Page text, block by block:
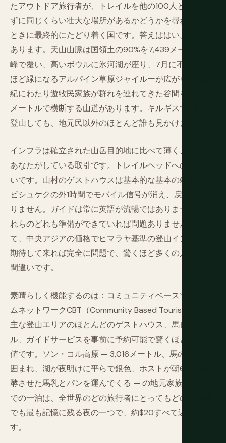
たアウトドア旅行者が、トレイルを他の100人と共有せ
ずに同じくらい壮大な場所があるかどうかを尋ね始めた
ときに最終的にたどり着く国です。答えははい。ここに
あります。天山山脈は国領土の90%を7,439メートルの
峰で覆い、高いボウルに氷河湖が座り、7月に不可能な
ほど緑になるアルパイン草原ジャイルーが広がり、数世
紀にわたり遊牧民家族が群れを連れてきた谷間を3,800
メートルで横断する山道があります。キルギスで2週間
登山しても、地元民以外のほとんど誰も見かけません。
インフラは確立された山岳目的地に比べて薄く、それが
あなたがしている取引です。トレイルヘッドへの道は荒
いです。山村のゲストハウスは基本的な基本の端です。
ビシュケクの外1時間でモバイル信号が消え、戻るまで戻
りません。ガイドは常に英語が流暢ではありません。こ
れらのどれも準備ができていれば問題ありません — そし
て、中央アジアの価格でヒマラヤ基準の登山インフラを
期待して来れば完全に問題で、驚くほど多くの人が犯す
間違いです。
素晴らしく機能するのは：コミュニティベースツーリズ
ムネットワークCBT（Community Based Tourism）は、
主な登山エリアのほとんどのゲストハウス、馬レンタ
ル、ガイドサービスを事前に予約可能で驚くほど良い価
値です。ソン・コル高原 — 3,016メートル、馬の群れに
囲まれ、湖が夜明けに平らで銀色、ホストが朝6時に発
酵させた馬乳とパンを運んでくる — の地元家族のユルト
での一泊は、全世界のどの旅行者にとってもどの価格帯
でも最も記憶に残る夜の一つで、約$20すべて込みで
す。